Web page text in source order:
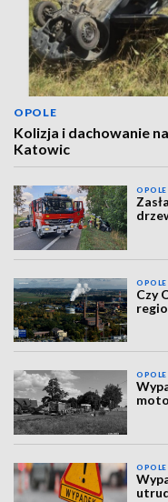
OPOLE
Kolizja i dachowanie
Katowic
OPOLE
OPOLE
Czy
OPOLE
OPOLE